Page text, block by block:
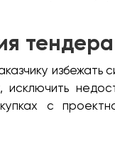
тендера
избежать
с